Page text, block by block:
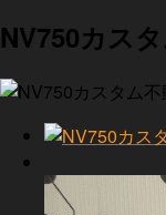
NV750カス